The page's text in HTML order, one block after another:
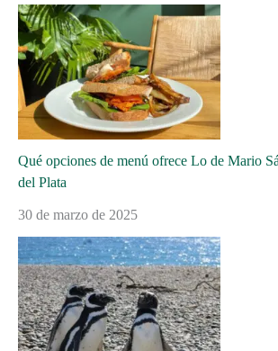
Qué opciones de menú ofrece Lo de Mario
del Plata
30 de marzo de 2025